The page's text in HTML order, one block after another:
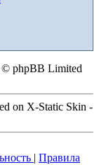
phpBB Limited
on X-Static Skin -
| Правила